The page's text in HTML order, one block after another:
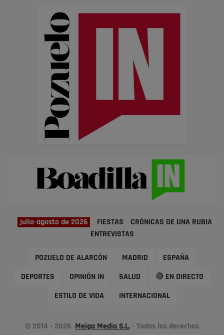
julio-agosto de 2026 FIESTAS
CRÓNICAS DE UNA RUBIA
ENTREVISTAS
POZUELO DE ALARCÓN MADRID ESPAÑA
DEPORTES OPINIÓN IN SALUD 🔴 EN DIRECTO
ESTILO DE VIDA INTERNACIONAL
© 2014 - 2026 Meiga Media S.L. - Todos los derechos